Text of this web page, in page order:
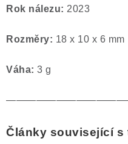
Rok nálezu: 2023
Rozměry: 18 x 10 x 6 mm
Váha: 3 g
Články související s